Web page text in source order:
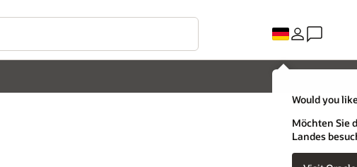
Would you
Möchten Sie
Landes